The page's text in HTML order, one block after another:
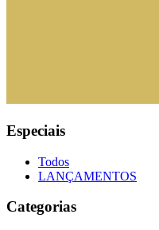
Especiais
Todos
LANÇAMENTOS
Categorias